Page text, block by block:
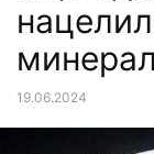
19.06.2024